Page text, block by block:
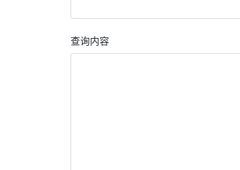
查询内容